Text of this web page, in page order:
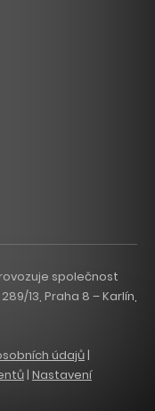
společnost
13, Praha 8 – Karlín,
údajů |
| Nastavení